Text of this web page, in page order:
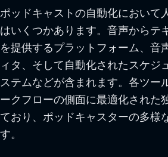
ポッドキャストの自動化において
はいくつかあります。音声からテ
を提供するプラットフォーム、音
ィタ、そして自動化されたスケジ
ステムなどが含まれます。各ツー
ークフローの側面に最適化された
ており、ポッドキャスターの多様
す。